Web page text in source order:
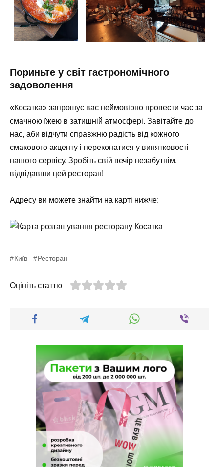
Пориньте у світ гастрономічного
задоволення
«Косатка» запрошує вас неймовірно провести час за
смачною їжею в затишній атмосфері. Завітайте до
нас, аби відчути справжню радість від кожного
смакового акценту і переконатися у винятковості
нашого сервісу. Зробіть свій вечір незабутнім,
відвідавши цей ресторан!
Адресу ви можете знайти на карті нижче:
Київ Ресторан
Оцініть статтю